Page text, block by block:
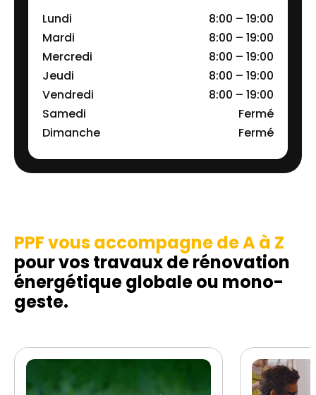
Lundi
8:00 – 19:00
Mardi
8:00 – 19:00
Mercredi
8:00 – 19:00
Jeudi
8:00 – 19:00
Vendredi
8:00 – 19:00
Samedi
Fermé
Dimanche
Fermé
PPF vous accompagne de A à Z
pour vos travaux de rénovation
énergétique globale ou mono-
geste.